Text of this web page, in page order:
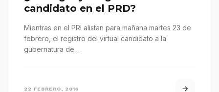
candidato en el PRD?
Mientras en el PRI alistan para mañana martes 23 de
febrero, el registro del virtual candidato a la
gubernatura de…
22 FEBRERO, 2016